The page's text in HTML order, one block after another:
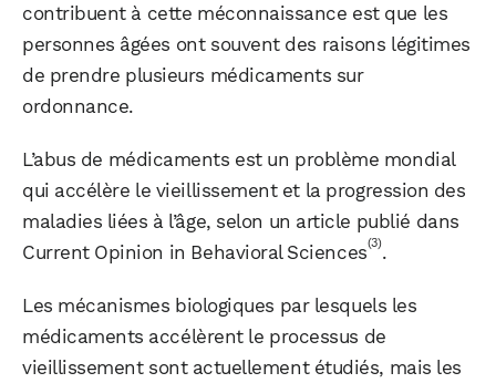
contribuent à cette méconnaissance est que les
personnes âgées ont souvent des raisons légitimes
de prendre plusieurs médicaments sur
ordonnance.
L’abus de médicaments est un problème mondial
qui accélère le vieillissement et la progression des
maladies liées à l’âge, selon un article publié dans
Current Opinion in Behavioral Sciences(3).
Les mécanismes biologiques par lesquels les
médicaments accélèrent le processus de
vieillissement sont actuellement étudiés, mais les